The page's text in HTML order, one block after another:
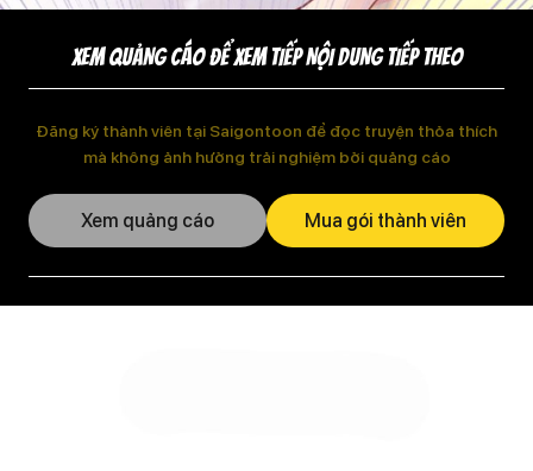
XEM QUẢNG CÁO ĐỂ XEM TIẾP NỘI DUNG TIẾP THEO
Đăng ký thành viên tại Saigontoon để đọc truyện thỏa thích
mà không ảnh hưởng trải nghiệm bởi quảng cáo
Xem quảng cáo Mua gói thành viên